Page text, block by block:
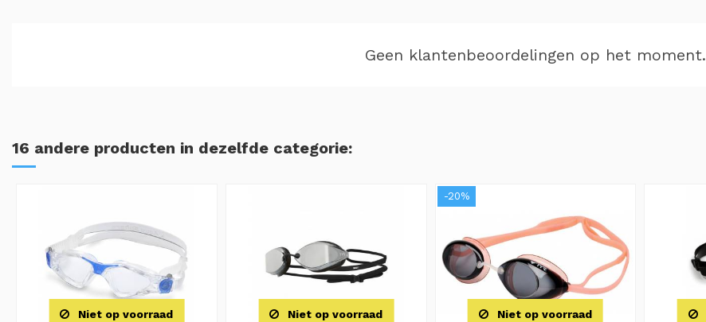
Geen klantenbeoordelingen op het moment.
16 andere producten in dezelfde categorie:
Niet op voorraad Niet op voorraad
-20%
Niet op voorraad